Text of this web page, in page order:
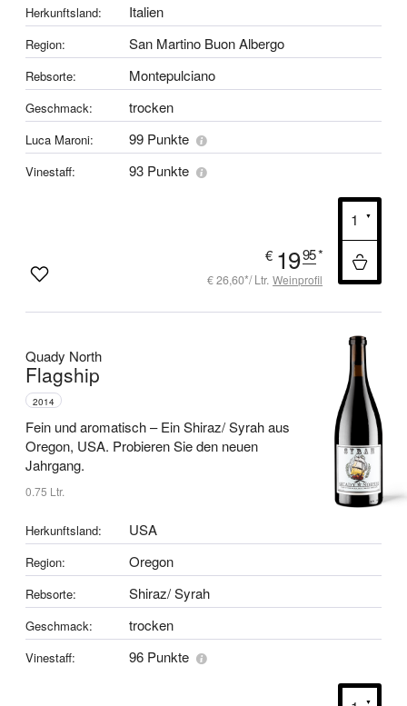
Herkunftsland: Italien
Region: San Martino Buon Albergo
Rebsorte: Montepulciano
Geschmack: trocken
Luca Maroni: 99 Punkte
Vinestaff: 93 Punkte
€ 1995*
€ 26,60*/ Ltr. Weinprofil
Quady North
Flagship
2014
Fein und aromatisch –Ein Shiraz/ Syrah aus
Oregon, USA. Probieren Sie den neuen
Jahrgang.
0.75 Ltr.
Herkunftsland: USA
Region: Oregon
Rebsorte: Shiraz/ Syrah
Geschmack: trocken
Vinestaff: 96 Punkte